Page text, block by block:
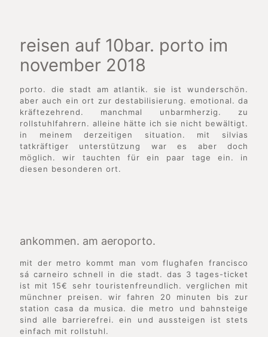
reisen auf 10bar. porto im
november 2018
porto. die stadt am atlantik. sie ist wunderschön.
aber auch ein ort zur destabilisierung. emotional. da
kräftezehrend. manchmal unbarmherzig. zu
rollstuhlfahrern. alleine hätte ich sie nicht bewältigt.
in meinem derzeitigen situation. mit silvias
tatkräftiger unterstützung war es aber doch
möglich. wir tauchten für ein paar tage ein. in
diesen besonderen ort.
ankommen. am aeroporto.
mit der metro kommt man vom flughafen francisco
sá carneiro schnell in die stadt. das 3 tages-ticket
ist mit 15€ sehr touristenfreundlich. verglichen mit
münchner preisen. wir fahren 20 minuten bis zur
station casa da musica. die metro und bahnsteige
sind alle barrierefrei. ein und aussteigen ist stets
einfach mit rollstuhl.